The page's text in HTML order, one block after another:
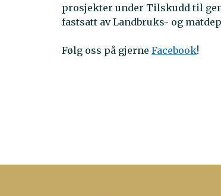
prosjekter under Tilskudd til
fastsatt av Landbruks- og
Følg oss på gjerneFacebook!